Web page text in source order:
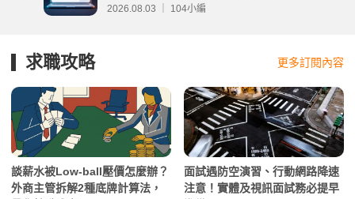
2026.08.03 ｜ 104小編
求職攻略 更多訂閱內容
談薪水被Low-ball壓價怎麼辦？
外商主管拆解2種底牌計算法，
面試遇防空演習、行動網路降速
注意！實體及視訊面試務必提早